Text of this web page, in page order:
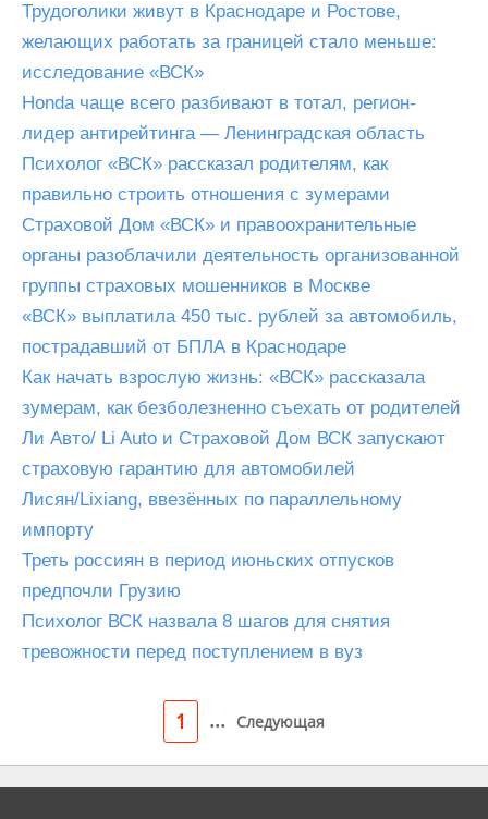
Трудоголики живут в Краснодаре и Ростове,
желающих работать за границей стало меньше:
исследование «ВСК»
Honda чаще всего разбивают в тотал, регион-
лидер антирейтинга — Ленинградская область
Психолог «ВСК» рассказал родителям, как
правильно строить отношения с зумерами
Страховой Дом «ВСК» и правоохранительные
органы разоблачили деятельность организованной
группы страховых мошенников в Москве
«ВСК» выплатила 450 тыс. рублей за автомобиль,
пострадавший от БПЛА в Краснодаре
Как начать взрослую жизнь: «ВСК» рассказала
зумерам, как безболезненно съехать от родителей
Ли Авто/ Li Auto и Страховой Дом ВСК запускают
страховую гарантию для автомобилей
Лисян/Lixiang, ввезённых по параллельному
импорту
Треть россиян в период июньских отпусков
предпочли Грузию
Психолог ВСК назвала 8 шагов для снятия
тревожности перед поступлением в вуз
1 ... Следующая